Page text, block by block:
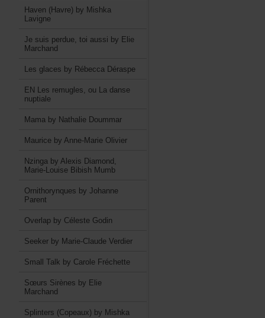
Haven(Havre)byMishka
Lavigne
Jesuisperdue,toiaussibyElie
Marchand
LesglacesbyRébeccaDéraspe
ENLesremugles,ouLadanse
nuptiale
MamabyNathalieDoummar
MauricebyAnne-MarieOlivier
NzingabyAlexisDiamond,
Marie-LouiseBibishMumb
OrnithorynquesbyJohanne
Parent
OverlapbyCélesteGodin
SeekerbyMarie-ClaudeVerdier
SmallTalkbyCaroleFréchette
SœursSirènesbyElie
Marchand
Splinters(Copeaux)byMishka